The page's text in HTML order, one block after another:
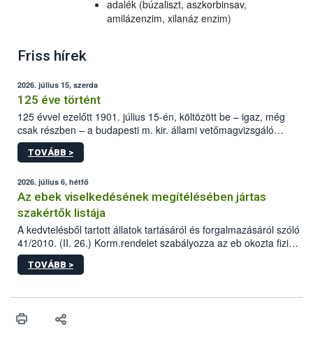
adalék (búzaliszt, aszkorbinsav,
amilázenzim, xilanáz enzim)
Friss hírek
2026. július 15, szerda
125 éve történt
125 évvel ezelőtt 1901. július 15-én, költözött be – igaz, még
csak részben – a budapesti m. kir. állami vetőmagvizsgáló
állomás a Kis Rókus utca 15. szám alatti, Czigler Győző által
tervezett új épületébe.
TOVÁBB >
2026. július 6, hétfő
Az ebek viselkedésének megítélésében jártas
szakértők listája
A kedvtelésből tartott állatok tartásáról és forgalmazásáról szóló
41/2010. (II. 26.) Korm.rendelet szabályozza az eb okozta fizikai
sérülés, illetve ennek veszélye keletkezésekor felmerülő
hatósági feladatokat, valamint a veszélyes eb tartását és annak
vonni az ebek viselkedésének megítélésében jártas szakértőt.
TOVÁBB >